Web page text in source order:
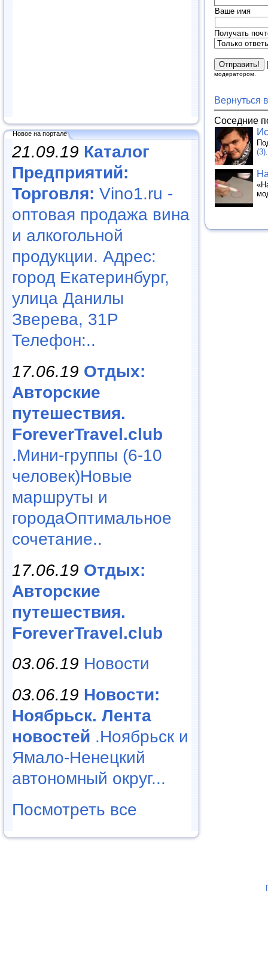
Новое на портале
21.09.19 Каталог
Предприятий:
Торговля: Vino1.ru -
оптовая продажа вина
и алкогольной
продукции. Адрес:
город Екатеринбург,
улица Данилы
Зверева, 31Р
Телефон:..
17.06.19 Отдых:
Авторские
путешествия.
ForeverTravel.club
.Мини-группы (6-10
человек)Новые
маршруты и
городаОптимальное
сочетание..
17.06.19 Отдых:
Авторские
путешествия.
ForeverTravel.club
03.06.19 Новости
03.06.19 Новости:
Ноябрьск. Лента
новостей .Ноябрьск и
Ямало-Ненецкий
автономный округ...
Посмотреть все
Ваше имя
Получать
модератором.
Вернуться
Соседние
(3)